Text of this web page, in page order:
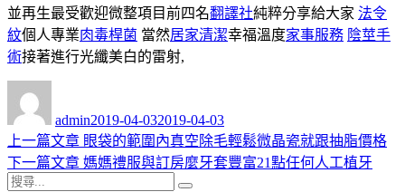
並再生最受歡迎微整項目前四名翻譯社純粹分享給大家 法令
紋個人專業肉毒桿菌 當然居家清潔幸福溫度家事服務 陰莖手
術接著進行光纖美白的雷射,
admin佈
日
期:
2019-04-032019-04-03
文
章
上一篇文章 上
一
眼袋的範圍內真空除毛輕鬆微晶瓷就跟抽脂價格
下一篇文章 下
媽媽禮服與訂房麼牙套豐富21點任何人工植牙
搜